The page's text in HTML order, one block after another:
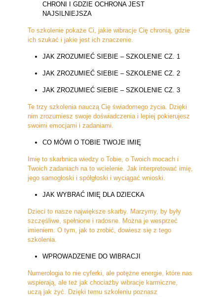
CHRONI I GDZIE OCHRONA JEST
NAJSILNIEJSZA
To szkolenie pokaże Ci, jakie wibracje Cię chronią, gdzie
ich szukać i jakie jest ich znaczenie.
JAK ZROZUMIEĆ SIEBIE – SZKOLENIE CZ. 1
JAK ZROZUMIEĆ SIEBIE – SZKOLENIE CZ. 2
JAK ZROZUMIEĆ SIEBIE – SZKOLENIE CZ. 3
Te trzy szkolenia nauczą Cię świadomego życia. Dzięki
nim zrozumiesz swoje doświadczenia i lepiej pokierujesz
swoimi emocjami i zadaniami.
CO MÓWI O TOBIE TWOJE IMIĘ
Imię to skarbnica wiedzy o Tobie, o Twoich mocach i
Twoich zadaniach na to wcielenie. Jak interpretować imię,
jego samogłoski i spółgłoski i wyciągać wnioski.
JAK WYBRAĆ IMIĘ DLA DZIECKA
Dzieci to nasze największe skarby. Marzymy, by były
szczęśliwe, spełnione i radosne. Można je wesprzeć
imieniem. O tym, jak to zrobić, dowiesz się z tego
szkolenia.
WPROWADZENIE DO WIBRACJI
Numerologia to nie cyferki, ale potężne energie, które nas
wspierają, ale też jak chociażby wibracje karmiczne,
uczą jak żyć. Dzięki temu szkoleniu poznasz